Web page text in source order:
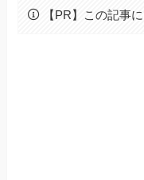
【PR】この記事